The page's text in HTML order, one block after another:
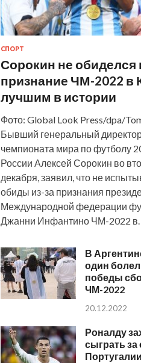
СПОРТ
Сорокин не обиделся
признание ЧМ-2022 в
лучшим в истории
Фото: Global Look Press/dpa/
Бывший генеральный
чемпионата мира по футболу
России Алексей Сорокин во
декабря, заявил, что не
обиды из-за признания
Международной федерации
Джанни Инфантино ЧМ-2022 в…
В
один
победы
ЧМ-2022
20.12.2022
Роналду
сыграть